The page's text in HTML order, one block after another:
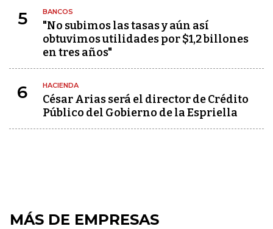
5 BANCOS
"No subimos las tasas y aún así
obtuvimos utilidades por $1,2 billones
en tres años"
6 HACIENDA
César Arias será el director de Crédito
Público del Gobierno de la Espriella
MÁS DE EMPRESAS